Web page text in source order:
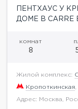
ПЕНТХАУС У
ДОМЕ В CARRE
комнат
8
Жилой комплекс:
Кропоткинская
Адрес: Москва,